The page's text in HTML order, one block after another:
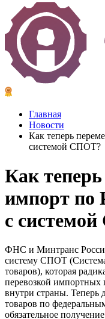
Главная
Новости
Как теперь
системой СПОТ?
Как
импорт по
с
ФНС и Минтранс
систему СПОТ
товаров), которая
перевозкой импортных
внутри страны. Теперь
товаров по
обязательное